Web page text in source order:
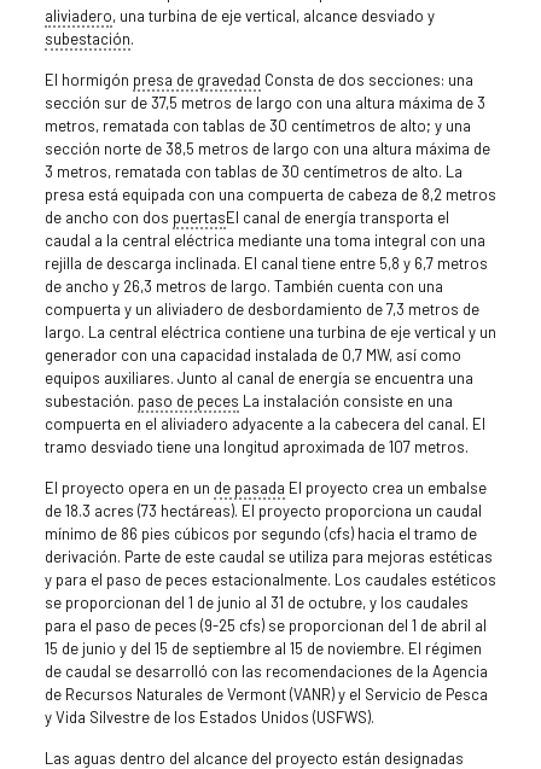
aliviadero, una turbina de eje vertical, alcance desviado y
subestación.
El hormigón presa de gravedad Consta de dos secciones: una
sección sur de 37,5 metros de largo con una altura máxima de 3
metros, rematada con tablas de 30 centímetros de alto; y una
sección norte de 38,5 metros de largo con una altura máxima de
3 metros, rematada con tablas de 30 centímetros de alto. La
presa está equipada con una compuerta de cabeza de 8,2 metros
de ancho con dos puertasEl canal de energía transporta el
caudal a la central eléctrica mediante una toma integral con una
rejilla de descarga inclinada. El canal tiene entre 5,8 y 6,7 metros
de ancho y 26,3 metros de largo. También cuenta con una
compuerta y un aliviadero de desbordamiento de 7,3 metros de
largo. La central eléctrica contiene una turbina de eje vertical y un
generador con una capacidad instalada de 0,7 MW, así como
equipos auxiliares. Junto al canal de energía se encuentra una
subestación. paso de peces La instalación consiste en una
compuerta en el aliviadero adyacente a la cabecera del canal. El
tramo desviado tiene una longitud aproximada de 107 metros.
El proyecto opera en un de pasada El proyecto crea un embalse
de 18.3 acres (73 hectáreas). El proyecto proporciona un caudal
mínimo de 86 pies cúbicos por segundo (cfs) hacia el tramo de
derivación. Parte de este caudal se utiliza para mejoras estéticas
y para el paso de peces estacionalmente. Los caudales estéticos
se proporcionan del 1 de junio al 31 de octubre, y los caudales
para el paso de peces (9-25 cfs) se proporcionan del 1 de abril al
15 de junio y del 15 de septiembre al 15 de noviembre. El régimen
de caudal se desarrolló con las recomendaciones de la Agencia
de Recursos Naturales de Vermont (VANR) y el Servicio de Pesca
y Vida Silvestre de los Estados Unidos (USFWS).
Las aguas dentro del alcance del proyecto están designadas